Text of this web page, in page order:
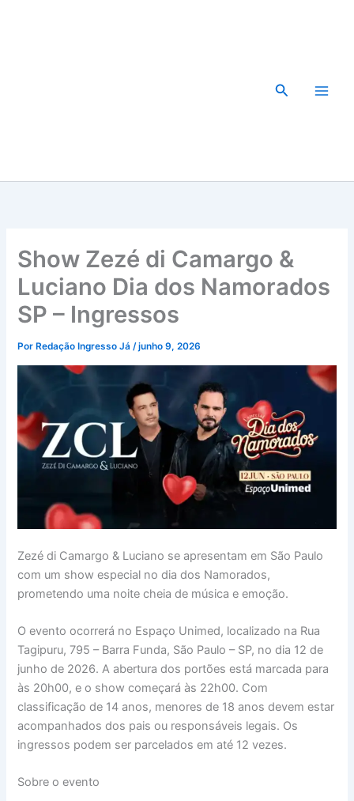
Pesquisar
Show Zezé di Camargo &
Luciano Dia dos Namorados
SP – Ingressos
Por Redação Ingresso Já/junho 9, 2026
Zezé di Camargo & Luciano se apresentam em São Paulo
com um show especial no dia dos Namorados,
prometendo uma noite cheia de música e emoção.
O evento ocorrerá no Espaço Unimed, localizado na Rua
Tagipuru, 795 – Barra Funda, São Paulo – SP, no dia 12 de
junho de 2026. A abertura dos portões está marcada para
às 20h00, e o show começará às 22h00. Com
classificação de 14 anos, menores de 18 anos devem estar
acompanhados dos pais ou responsáveis legais. Os
ingressos podem ser parcelados em até 12 vezes.
Sobre o evento